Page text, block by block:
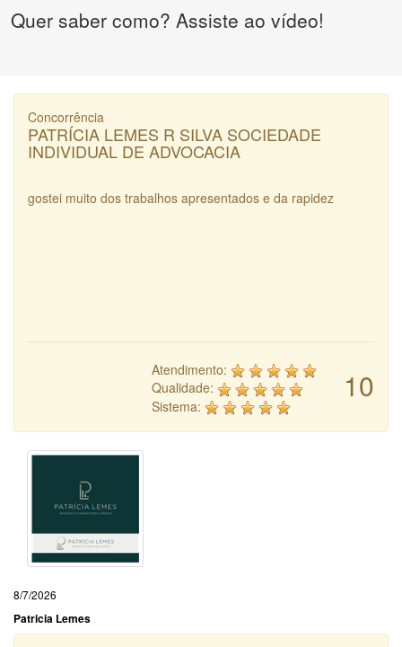
Quer saber como? Assiste ao vídeo!
Concorrência
PATRÍCIA LEMES R SILVA SOCIEDADE
INDIVIDUAL DE ADVOCACIA
gostei muito dos trabalhos apresentados e da rapidez
10
Atendimento:
Qualidade:
Sistema:
8/7/2026
Patricia Lemes